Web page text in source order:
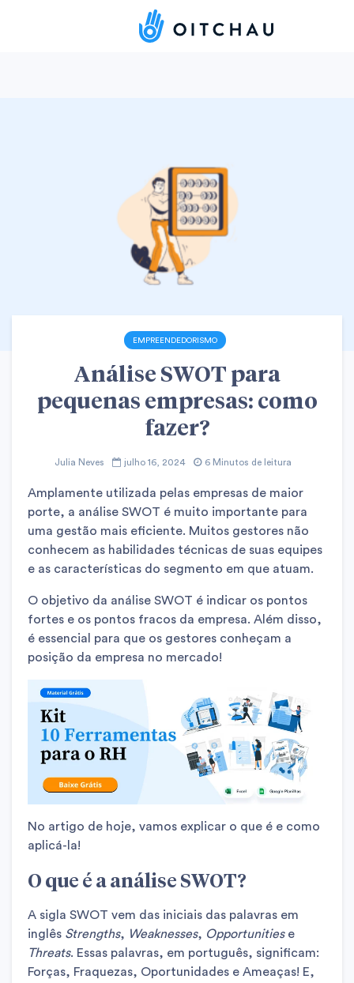
EMPREENDEDORISMO
Análise SWOT para
pequenas empresas: como
fazer?
Julia Neves julho 16, 2024 6 Minutos de leitura
Amplamente utilizada pelas empresas de maior
porte, a análise SWOT é muito importante para
uma gestão mais eficiente. Muitos gestores não
conhecem as habilidades técnicas de suas equipes
e as características do segmento em que atuam.
O objetivo da análise SWOT é indicar os pontos
fortes e os pontos fracos da empresa. Além disso,
é essencial para que os gestores conheçam a
posição da empresa no mercado!
No artigo de hoje, vamos explicar o que é e como
aplicá-la!
O que é a análise SWOT?
A sigla SWOT vem das iniciais das palavras em
inglês Strengths, Weaknesses, Opportunitiese
Threats. Essas palavras, em português, significam:
Forças, Fraquezas, Oportunidades e Ameaças! E,